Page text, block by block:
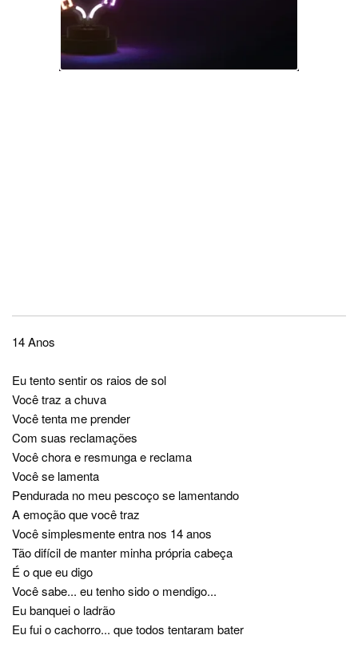
14 Anos
Eu tento sentir os raios de sol
Você traz a chuva
Você tenta me prender
Com suas reclamações
Você chora e resmunga e reclama
Você se lamenta
Pendurada no meu pescoço se lamentando
A emoção que você traz
Você simplesmente entra nos 14 anos
Tão difícil de manter minha própria cabeça
É o que eu digo
Você sabe... eu tenho sido o mendigo...
Eu banquei o ladrão
Eu fui o cachorro... que todos tentaram bater